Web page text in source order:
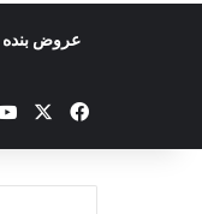
عروض بنده
فيسبوك